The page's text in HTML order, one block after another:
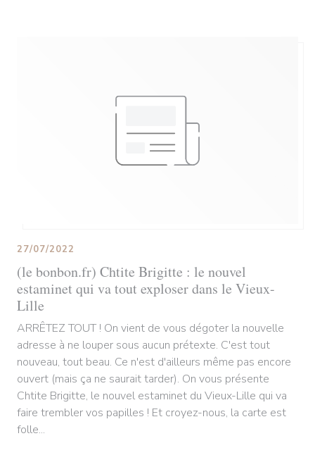
(le bonbon.fr) Chtite Brigitte : le nouvel
estaminet qui va tout exploser dans le Vieux-
Lille
27/07/2022
ARRÊTEZ TOUT ! On vient de vous dégoter la nouvelle
adresse à ne louper sous aucun prétexte. C'est tout
nouveau, tout beau. Ce n'est d'ailleurs même pas encore
ouvert (mais ça ne saurait tarder). On vous présente
Chtite Brigitte, le nouvel estaminet du Vieux-Lille qui va
faire trembler vos papilles ! Et croyez-nous, la carte est
folle...